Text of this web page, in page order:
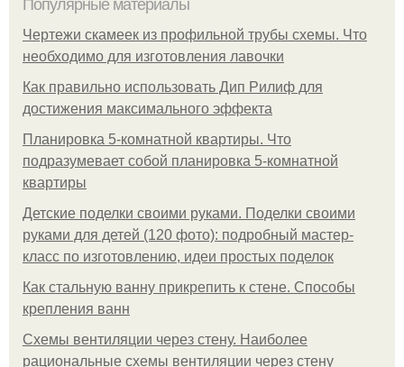
Популярные материалы
Чертежи скамеек из профильной трубы схемы. Что
необходимо для изготовления лавочки
Как правильно использовать Дип Рилиф для
достижения максимального эффекта
Планировка 5-комнатной квартиры. Что
подразумевает собой планировка 5-комнатной
квартиры
Детские поделки своими руками. Поделки своими
руками для детей (120 фото): подробный мастер-
класс по изготовлению, идеи простых поделок
Как стальную ванну прикрепить к стене. Способы
крепления ванн
Схемы вентиляции через стену. Наиболее
рациональные схемы вентиляции через стену